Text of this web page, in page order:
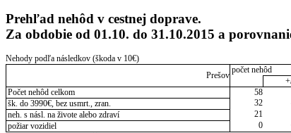
Prehľad nehôd v cestnej doprave.
Za obdobie od 01.10. do 31.10.2015 a
Nehody podľa následkov (škoda v 10€)
Prešov
počet nehôd
Počet nehôd celkom
58
šk. do 3990€, bez usmrt., zran.
32
neh. s násl. na živote alebo zdraví
21
požiar vozidiel
0